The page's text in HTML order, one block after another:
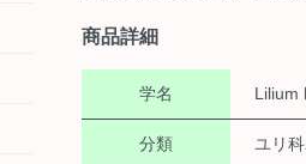
商品詳細
学名 Lilium
分類 ユリ